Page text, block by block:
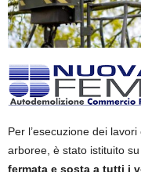
Per l’esecuzione dei
arboree, è stato istituito su
fermata e sosta a tutti i